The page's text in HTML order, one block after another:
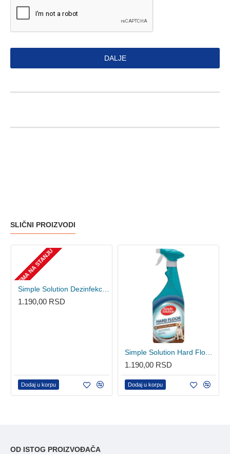
DALJE
SLIČNI PROIZVODI
NEMA NA STANJU
1.190,00 RSD
Dodaj u korpu
1.190,00 RSD
Dodaj u korpu
OD ISTOG PROIZVOĐAČA